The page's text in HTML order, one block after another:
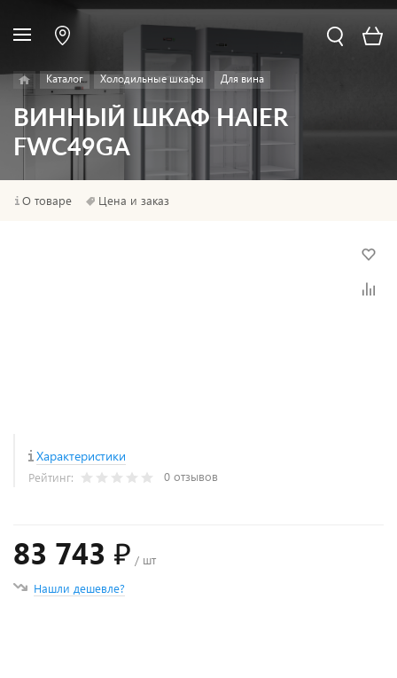
Каталог Холодильные шкафы Для вина
ВИННЫЙ ШКАФ HAIER
FWC49GA
О товаре Цена и заказ
Характеристики
Рейтинг: 0 отзывов
83 743 ₽ / шт
Нашли дешевле?